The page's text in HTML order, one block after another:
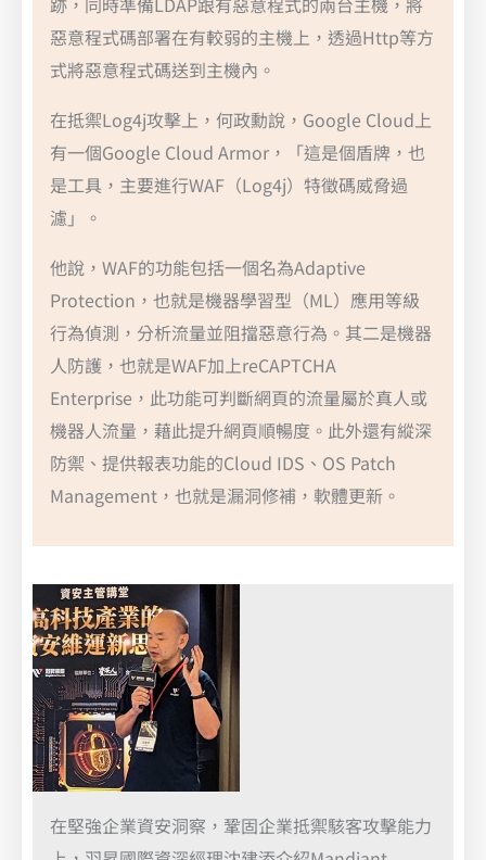
惡意程式碼部署在有較弱的主機上，透過Http等方
式將惡意程式碼送到主機內。
在抵禦Log4j攻擊上，何政勳說，Google Cloud上
有一個Google Cloud Armor，「這是個盾牌，也
是工具，主要進行WAF（Log4j）特徵碼威脅過
濾」。
他說，WAF的功能包括一個名為Adaptive
Protection，也就是機器學習型（ML）應用等級
行為偵測，分析流量並阻擋惡意行為。其二是機器
人防護，也就是WAF加上reCAPTCHA
Enterprise，此功能可判斷網頁的流量屬於真人或
機器人流量，藉此提升網頁順暢度。此外還有縱深
防禦、提供報表功能的Cloud IDS、OS Patch
Management，也就是漏洞修補，軟體更新。
在堅強企業資安洞察，鞏固企業抵禦駭客攻擊能力